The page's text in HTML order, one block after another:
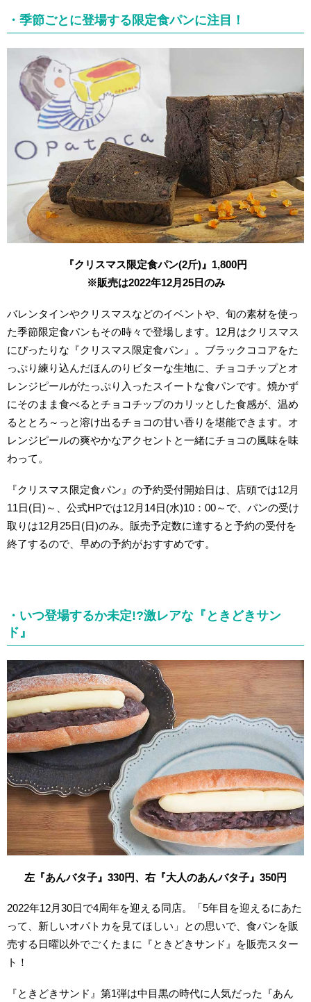
・季節ごとに登場する限定食パンに注目！
『クリスマス限定食パン(2斤)』1,800円
※販売は2022年12月25日のみ
バレンタインやクリスマスなどのイベントや、旬の素材を使っ
た季節限定食パンもその時々で登場します。12月はクリスマス
にぴったりな『クリスマス限定食パン』。ブラックココアをた
っぷり練り込んだほんのりビターな生地に、チョコチップとオ
レンジピールがたっぷり入ったスイートな食パンです。焼かず
にそのまま食べるとチョコチップのカリッとした食感が、温め
るととろ～っと溶け出るチョコの甘い香りを堪能できます。オ
レンジピールの爽やかなアクセントと一緒にチョコの風味を味
わって。
『クリスマス限定食パン』の予約受付開始日は、店頭では12月
11日(日)～、公式HPでは12月14日(水)10：00～で、パンの受け
取りは12月25日(日)のみ。販売予定数に達すると予約の受付を
終了するので、早めの予約がおすすめです。
・いつ登場するか未定!?激レアな『ときどきサン
ド』
左『あんバタ子』330円、右『大人のあんバタ子』350円
2022年12月30日で4周年を迎える同店。「5年目を迎えるにあた
って、新しいオパトカを見てほしい」との思いで、食パンを販
売する日曜以外でごくたまに『ときどきサンド』を販売スター
ト！
『ときどきサンド』第1弾は中目黒の時代に人気だった『あん